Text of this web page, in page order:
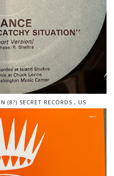
(8?) SECRET RECORDS , US